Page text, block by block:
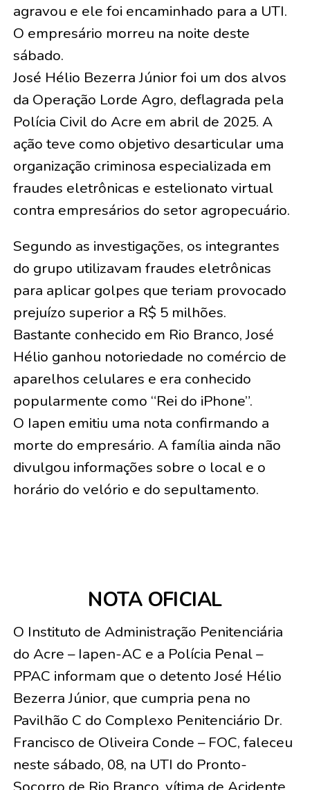
agravou e ele foi encaminhado para a UTI.
O empresário morreu na noite deste
sábado.
José Hélio Bezerra Júnior foi um dos alvos
da Operação Lorde Agro, deflagrada pela
Polícia Civil do Acre em abril de 2025. A
ação teve como objetivo desarticular uma
organização criminosa especializada em
fraudes eletrônicas e estelionato virtual
contra empresários do setor agropecuário.
Segundo as investigações, os integrantes
do grupo utilizavam fraudes eletrônicas
para aplicar golpes que teriam provocado
prejuízo superior a R$ 5 milhões.
Bastante conhecido em Rio Branco, José
Hélio ganhou notoriedade no comércio de
aparelhos celulares e era conhecido
popularmente como “Rei do iPhone”.
O Iapen emitiu uma nota confirmando a
morte do empresário. A família ainda não
divulgou informações sobre o local e o
horário do velório e do sepultamento.
NOTA OFICIAL
O Instituto de Administração Penitenciária
do Acre – Iapen-AC e a Polícia Penal –
PPAC informam que o detento José Hélio
Bezerra Júnior, que cumpria pena no
Pavilhão C do Complexo Penitenciário Dr.
Francisco de Oliveira Conde – FOC, faleceu
neste sábado, 08, na UTI do Pronto-